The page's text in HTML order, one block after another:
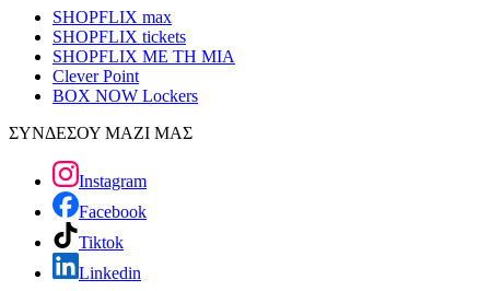
SHOPFLIX max
SHOPFLIX tickets
SHOPFLIX ΜΕ ΤΗ ΜΙΑ
Clever Point
BOX NOW Lockers
ΣΥΝΔΕΣΟΥ ΜΑΖΙ ΜΑΣ
Instagram
Facebook
Tiktok
Linkedin